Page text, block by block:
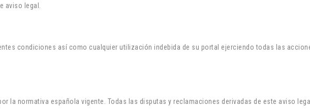
aviso legal.
condiciones así como cualquier utilización indebida de su portal ejerciendo todas las
por la normativa española vigente. Todas las disputas y reclamaciones derivadas de este aviso